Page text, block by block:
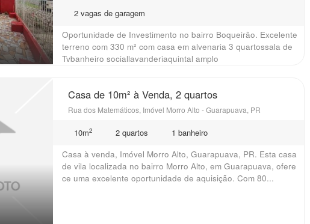
2 vagas de garagem
Oportunidade de Investimento no bairro Boqueirão. Excelente
terreno com 330 m² com casa em alvenaria 3 quartossala de
Tvbanheiro sociallavanderiaquintal amplo
Casa de 10m² à Venda, 2 quartos
Rua dos Matemáticos, Imóvel Morro Alto - Guarapuava, PR
10m2 2 quartos
1 banheiro
Casa à venda, Imóvel Morro Alto, Guarapuava, PR. Esta casa
de vila localizada no bairro Morro Alto, em Guarapuava, ofere
ce uma excelente oportunidade de aquisição. Com 80...